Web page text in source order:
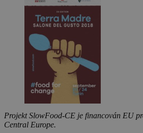
Projekt SlowFood-CE je financován EU
Central Europe.